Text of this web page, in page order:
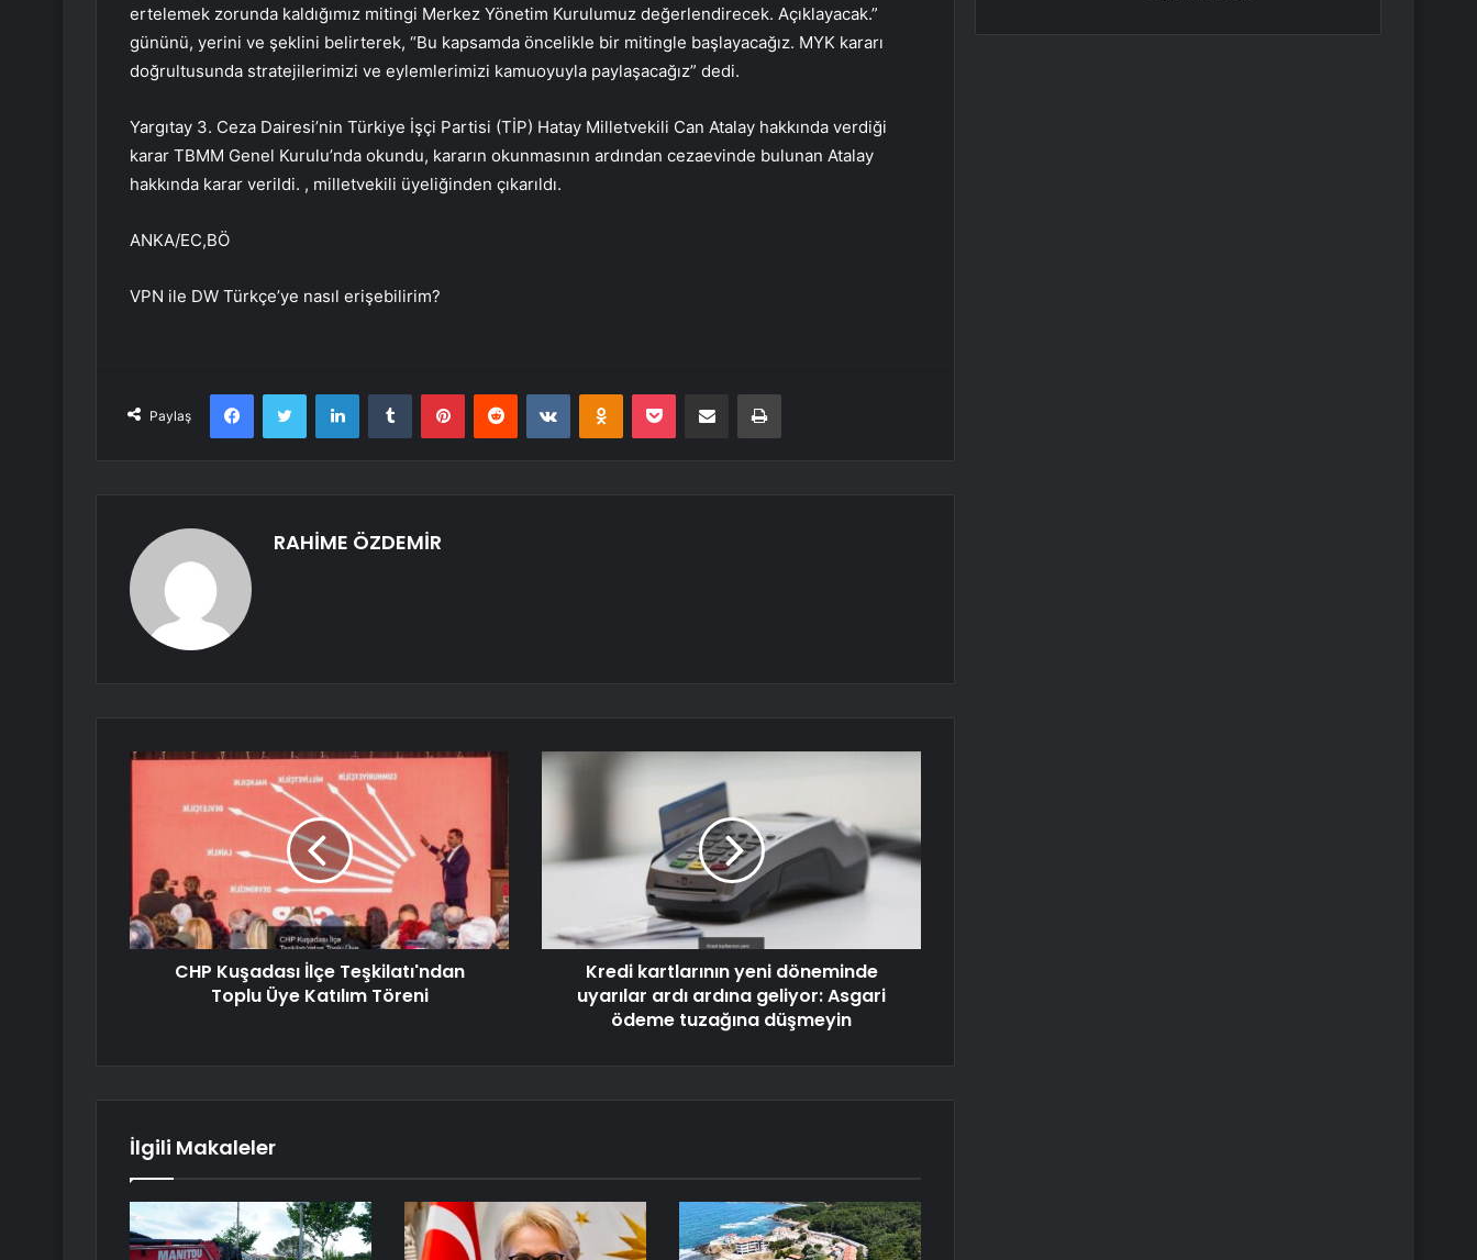
ertelemek zorunda kaldığımız mitingi Merkez Yönetim Kurulumuz değerlendirecek. Açıklayacak.”
gününü, yerini ve şeklini belirterek, “Bu kapsamda öncelikle bir mitingle başlayacağız. MYK kararı
doğrultusunda stratejilerimizi ve eylemlerimizi kamuoyuyla paylaşacağız” dedi.
Yargıtay 3. Ceza Dairesi’nin Türkiye İşçi Partisi (TİP) Hatay Milletvekili Can Atalay hakkında verdiği
karar TBMM Genel Kurulu’nda okundu, kararın okunmasının ardından cezaevinde bulunan Atalay
hakkında karar verildi. , milletvekili üyeliğinden çıkarıldı.
ANKA/EC,BÖ
VPN ile DW Türkçe’ye nasıl erişebilirim?
Paylaş
FacebookTwitter LinkedInTumblr PinterestReddit VKontakteOdnoklassniki
Pocket E-Posta ile paylaş Yazdır
RAHİME ÖZDEMİR
CHP Kuşadası İlçe Teşkilatı'ndan
Toplu Üye Katılım Töreni
Kredi kartlarının yeni döneminde
uyarılar ardı ardına geliyor: Asgari
ödeme tuzağına düşmeyin
İlgili Makaleler